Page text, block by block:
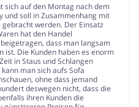
sich auf den Montag nach dem
und soll in Zusammenhang mit
werden. Der Einsatz
hat den Handel
dass man langsam
ist. Die Kunden haben es enorm
in Staus und Schlangen
man sich aufs Sofa
ohne dass jemand
deswegen nicht, dass die
ihren Kunden die